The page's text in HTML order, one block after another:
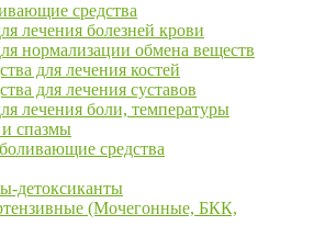
средства
лечения болезней крови
нормализации обмена веществ
для лечения костей
для лечения суставов
лечения боли, температуры
спазмы
средства
детоксиканты
(Мочегонные, БКК,